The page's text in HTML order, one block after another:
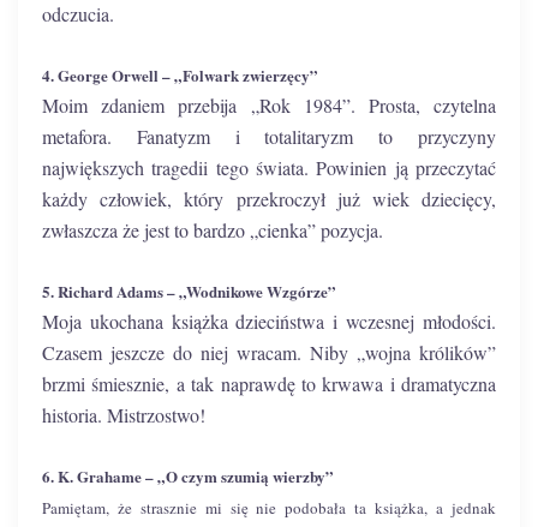
odczucia.
4. George Orwell – „Folwark zwierzęcy”
Moim zdaniem przebija „Rok 1984”. Prosta, czytelna
metafora. Fanatyzm i totalitaryzm to przyczyny
największych tragedii tego świata. Powinien ją przeczytać
każdy człowiek, który przekroczył już wiek dziecięcy,
zwłaszcza że jest to bardzo „cienka” pozycja.
5. Richard Adams – „Wodnikowe Wzgórze”
Moja ukochana książka dzieciństwa i wczesnej młodości.
Czasem jeszcze do niej wracam. Niby „wojna królików”
brzmi śmiesznie, a tak naprawdę to krwawa i dramatyczna
historia. Mistrzostwo!
6. K. Grahame – „O czym szumią wierzby”
Pamiętam, że strasznie mi się nie podobała ta książka, a jednak